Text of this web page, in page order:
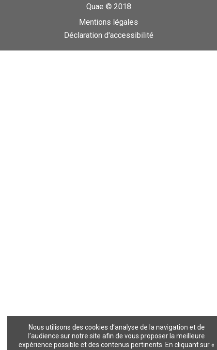
Nous utilisons des cookies d’analyse de la navigation et de
l’audience sur notre site afin de vous proposer la meilleure
expérience possible et des contenus pertinents. En cliquant sur «
Quae © 2018
Mentions légales
Déclaration d'accessibilité